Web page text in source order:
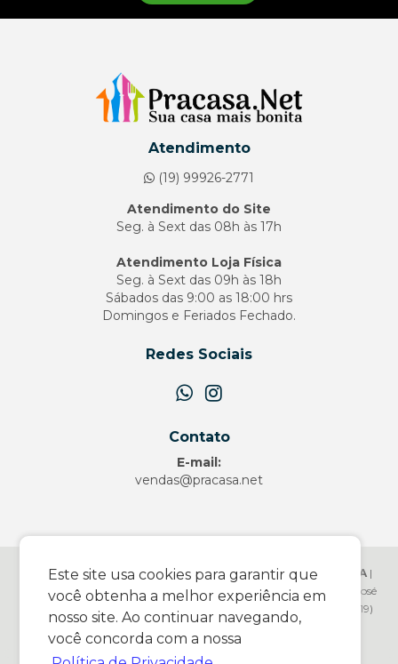
Este site usa cookies para garantir que
você obtenha a melhor experiência em
nosso site. Ao continuar navegando,
você concorda com a nossa
Atendimento
(19) 99926-2771
Atendimento do Site
Seg. à Sext das 08h às 17h
Atendimento Loja Física
Seg. à Sext das 09h às 18h
Sábados das 9:00 as 18:00 hrs
Domingos e Feriados Fechado.
Redes Sociais
Contato
E-mail:
vendas@pracasa.net
PRACASA.NET COMERCIO DE ARTIGOS DOMESTICOS LTDA|
17.083.331/0001-35 | http://www.pracasa.net | Av. Wanderley José
Vicentini - 1466 - Vila Canesso - Pedreira/SP - 13927136 - Telefone: (19)
99926-2771| E-mail:vendas@pracasa.net